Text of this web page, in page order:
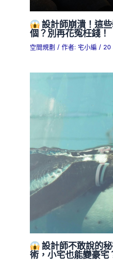
設計師崩潰！這
個？別再花冤枉錢！
空間規劃 / 作者: 宅小編/ 20
設計師不敢說的
術，小宅也能變豪宅